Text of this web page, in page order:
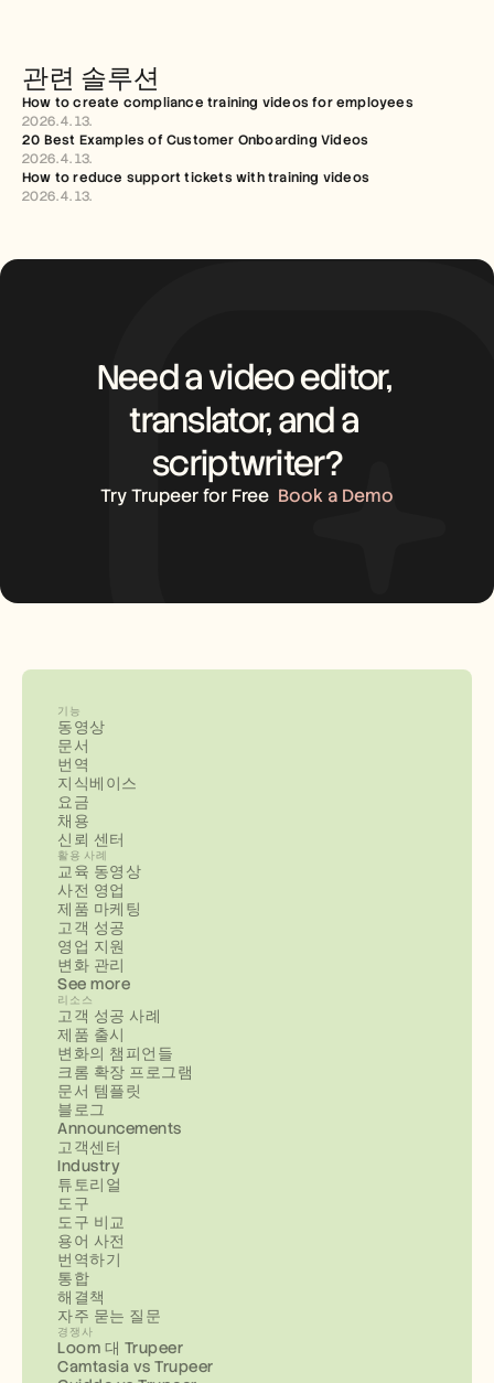
관련 솔루션
How to create compliance training videos for employees
2026. 4. 13.
20 Best Examples of Customer Onboarding Videos
2026. 4. 13.
How to reduce support tickets with training videos
2026. 4. 13.
Need a video editor,
translator, and a
scriptwriter?
Try Trupeer for Free Book a Demo
기능
동영상
문서
번역
지식베이스
요금
채용
신뢰 센터
활용 사례
교육 동영상
사전 영업
제품 마케팅
고객 성공
영업 지원
변화 관리
See more
리소스
고객 성공 사례
제품 출시
변화의 챔피언들
크롬 확장 프로그램
문서 템플릿
블로그
Announcements
고객센터
Industry
튜토리얼
도구
도구 비교
용어 사전
번역하기
통합
해결책
자주 묻는 질문
경쟁사
Loom 대 Trupeer
Camtasia vs Trupeer